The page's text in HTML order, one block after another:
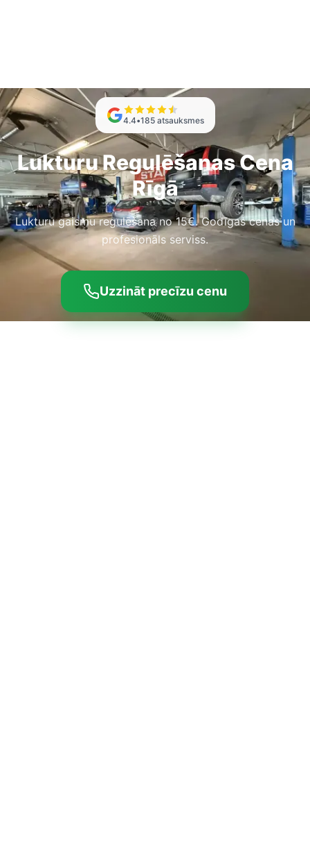
4.4•185 atsauksmes
Lukturu Regulēšanas Cena
Rīgā
Lukturu gaismu regulēšana no 15€. Godīgas cenas un
profesionāls serviss.
Uzzināt precīzu cenu